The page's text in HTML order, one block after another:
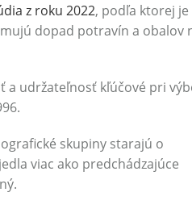
z roku 2022, podľa ktorej je
dopad potravín a obalov
a udržateľnosť kľúčové pri
skupiny starajú o
viac ako predchádzajúce